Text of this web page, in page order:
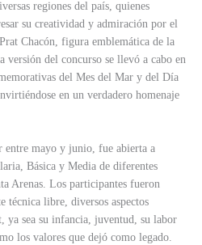
regiones del país, quienes
su creatividad y admiración por el
Chacón, figura emblemática de la
versión del concurso se llevó a cabo en
del Mes del Mar y del Día
en un verdadero homenaje
entre mayo y junio, fue abierta a
Básica y Media de diferentes
Arenas. Los participantes fueron
técnica libre, diversos aspectos
ya sea su infancia, juventud, su labor
los valores que dejó como legado.